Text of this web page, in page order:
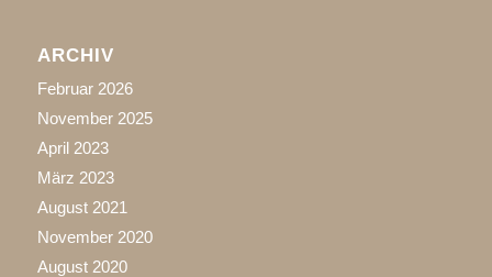
ARCHIV
Februar 2026
November 2025
April 2023
März 2023
August 2021
November 2020
August 2020